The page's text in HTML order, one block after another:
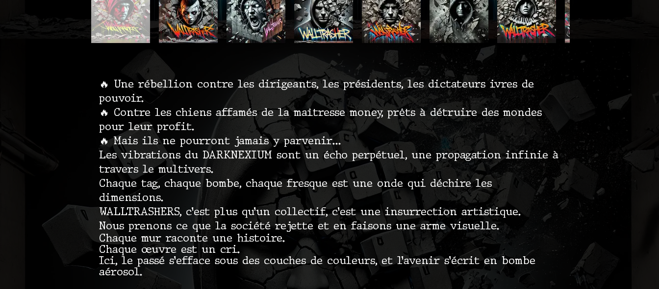
🔥 Une rébellion contre les dirigeants, les présidents, les dictateurs ivres de
pouvoir.
🔥 Contre les chiens affamés de la maîtresse money, prêts à détruire des mondes
pour leur profit.
🔥 Mais ils ne pourront jamais y parvenir…
Les vibrations du DARKNEXIUM sont un écho perpétuel, une propagation infinie à
travers le multivers.
Chaque tag, chaque bombe, chaque fresque est une onde qui déchire les
dimensions.
WALLTRASHERS, c’est plus qu’un collectif, c’est une insurrection artistique.
Nous prenons ce que la société rejette et en faisons une arme visuelle.
Chaque mur raconte une histoire.
Chaque œuvre est un cri.
Ici, le passé s’efface sous des couches de couleurs, et l’avenir s’écrit en bombe
aérosol.